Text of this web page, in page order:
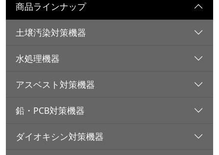
商品ラインナップ
土壌汚染対策機器
水処理機器
アスベスト対策機器
鉛・PCB対策機器
ダイオキシン対策機器